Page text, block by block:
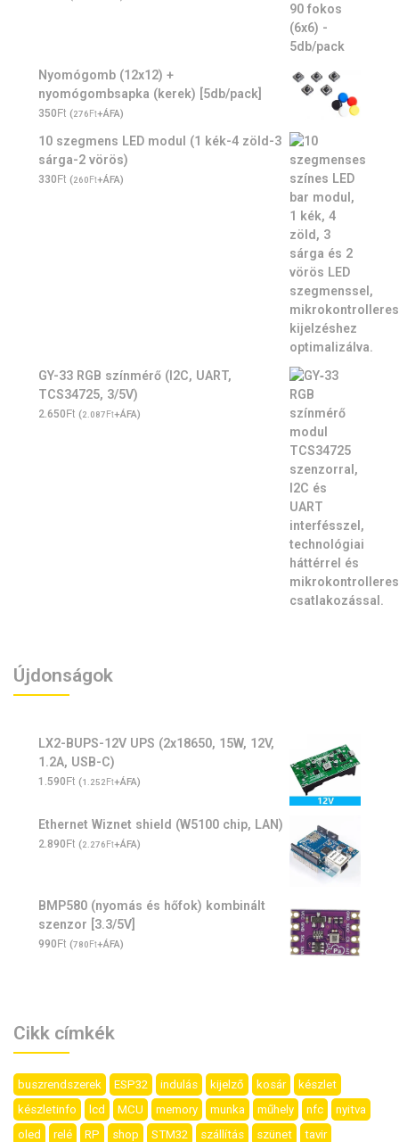
Nyomógomb (12x12) +
nyomógombsapka (kerek) [5db/pack]
350Ft (276Ft+ÁFA)
10 szegmens LED modul (1 kék-4 zöld-3
sárga-2 vörös)
330Ft (260Ft+ÁFA)
GY-33 RGB színmérő (I2C, UART,
TCS34725, 3/5V)
2.650Ft (2.087Ft+ÁFA)
Újdonságok
LX2-BUPS-12V UPS (2x18650, 15W, 12V,
1.2A, USB-C)
1.590Ft (1.252Ft+ÁFA)
Ethernet Wiznet shield (W5100 chip, LAN)
2.890Ft (2.276Ft+ÁFA)
BMP580 (nyomás és hőfok) kombinált
szenzor [3.3/5V]
990Ft (780Ft+ÁFA)
Cikk címkék
buszrendszerek ESP32 indulás kijelző kosár
készlet
készletinfo
lcd MCU memory munka műhely nfc
nyitva
oled
relé RP shop STM32 szállítás szünet
tavir